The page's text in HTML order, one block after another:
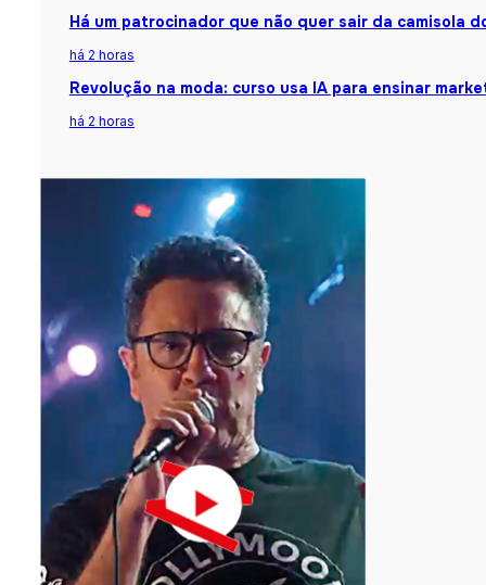
Há um patrocinador que não quer sair da camisola
há 2 horas
Revolução na moda: curso usa IA para ensinar
há 2 horas